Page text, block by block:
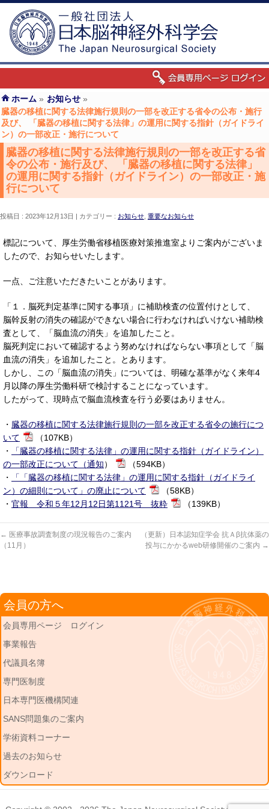
ホーム » お知らせ »
臓器の移植に関する法律施行規則の一部を改正する省令の公布・施行
及び、 「臓器の移植に関する法律」の運用に関する指針（ガイドライ
ン）の一部改正・施行について
臓器の移植に関する法律施行規則の一部を改正する省
令の公布・施行及び、 「臓器の移植に関する法律」
の運用に関する指針（ガイドライン）の一部改正・施
行について
投稿日 : 2023年12月13日 カテゴリー : お知らせ 重要なお知らせ
標記について、厚生労働省移植医療対策推進室よりご案内がございま
したので、お知らせいたします。
一点、ご注意いただきたいことがあります。
「１．脳死判定基準に関する事項」に補助検査の位置付けとして、
脳幹反射の消失の確認ができない場合に行わなければいけない補助検
査として、「脳血流の消失」を追加したこと。
脳死判定において確認するよう努めなければならない事項として「脳
血流の消失」を追加したこと。とあります。
しかし、この「脳血流の消失」については、明確な基準がなく来年4
月以降の厚生労働科研で検討することになっています。
したがって、現時点で脳血流検査を行う必要はありません。
・ 臓器の移植に関する法律施行規則の一部を改正する省令の施行につ
いて
（107KB）
・
「臓器の移植に関する法律」の運用に関する指針（ガイドライン）
の一部改正について（通知）
（594KB）
・
「「臓器の移植に関する法律」の運用に関する指針（ガイドライ
ン）の細則について」の廃止について
（58KB）
・ 官報 令和５年12月12日第1121号 抜粋 （139KB）
← 医療事故調査制度の現況報告のご案内
（11月）
（更新）日本認知症学会 抗Ａβ抗体薬の
投与にかかるweb研修開催のご案内 →
会員の方へ
会員専用ページ ログイン
事業報告
代議員名簿
専門医制度
日本専門医機構関連
SANS問題集のご案内
学術資料コーナー
過去のお知らせ
ダウンロード